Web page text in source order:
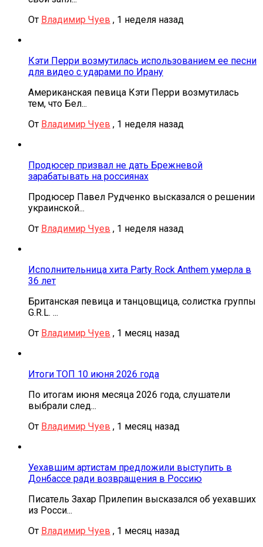
От Владимир Чуев , 1 неделя назад
Кэти Перри возмутилась использованием ее песни
для видео с ударами по Ирану
Американская певица Кэти Перри возмутилась
тем, что Бел...
От Владимир Чуев , 1 неделя назад
Продюсер призвал не дать Брежневой
зарабатывать на россиянах
Продюсер Павел Рудченко высказался о решении
украинской...
От Владимир Чуев , 1 неделя назад
Исполнительница хита Party Rock Anthem умерла в
36 лет
Британская певица и танцовщица, солистка группы
G.R.L. ...
От Владимир Чуев , 1 месяц назад
Итоги ТОП 10 июня 2026 года
По итогам июня месяца 2026 года, слушатели
выбрали след...
От Владимир Чуев , 1 месяц назад
Уехавшим артистам предложили выступить в
Донбассе ради возвращения в Россию
Писатель Захар Прилепин высказался об уехавших
из Росси...
От Владимир Чуев , 1 месяц назад